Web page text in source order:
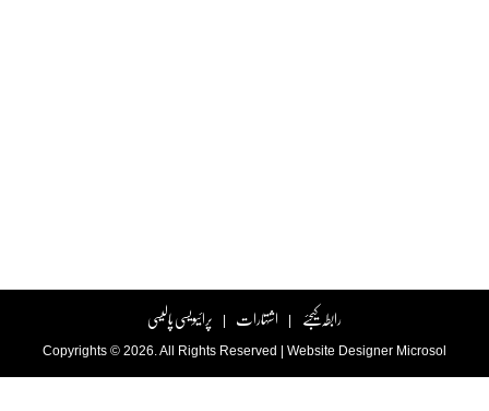
رابطہ کیجئے | اشتہارات | پرائیویسی پالیسی
Copyrights © 2026. All Rights Reserved | Website Designer Microsol